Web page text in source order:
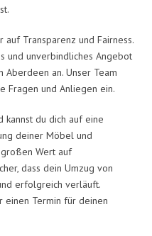
Transparenz und Fairness.
und unverbindliches Angebot
an. Unser Team
Fragen und Anliegen ein.
kannst du dich auf eine
deiner Möbel und
Wert auf
dass dein Umzug von
erfolgreich verläuft.
einen Termin für deinen